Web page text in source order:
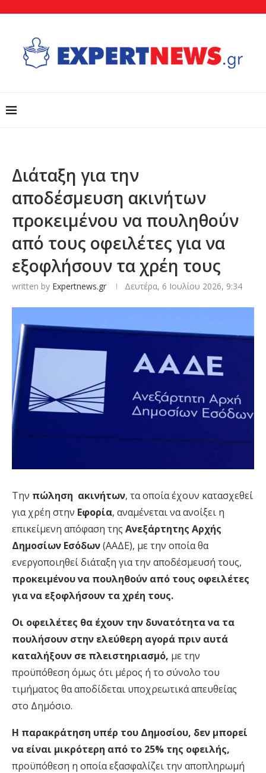
Διάταξη για την
αποδέσμευση ακινήτων
προκειμένου να πουληθούν
από τους οφειλέτες για να
εξοφλήσουν τα χρέη τους
written by Expertnews.gr Δευτέρα, 6 Ιουλίου 2026, 9:34
Την πώληση ακινήτων, τα οποία έχουν κατασχεθεί
για χρέη στην Εφορία, αναμένεται να ανοίξει η
επικείμενη απόφαση της Ανεξάρτητης Αρχής
Δημοσίων Εσόδων(ΑΑΔΕ), με την οποία θα
ενεργοποιηθεί διάταξη για την αποδέσμευσή τους,
προκειμένου να πουληθούν από τους οφειλέτες
για να εξοφλήσουν τα χρέη τους.
Οι οφειλέτες θα έχουν την δυνατότητα να τα
πουλήσουν στην ελεύθερη αγορά πριν αυτά
καταλήξουν σε πλειστηριασμό, με την
προϋπόθεση όμως ότι μέρος ή το σύνολο του
τιμήματος θα αποδίδεται υποχρεωτικά απευθείας
στο Δημόσιο.
Η παρακράτηση υπέρ του Δημοσίου, δεν μπορεί
να είναι μικρότερη από το 25% της οφειλής,
προϋπόθεση η οποία εξασφαλίζει την αποπληρωμή